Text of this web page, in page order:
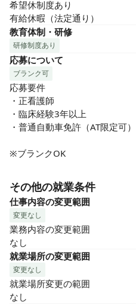
希望休制度あり
有給休暇（法定通り）
教育体制・研修
研修制度あり
応募について
ブランク可
応募要件
・正看護師
・臨床経験3年以上
・普通自動車免許（AT限定可）
※ブランクOK
その他の就業条件
仕事内容の変更範囲
変更なし
業務内容の変更範囲
なし
就業場所の変更範囲
変更なし
就業場所変更の範囲
なし